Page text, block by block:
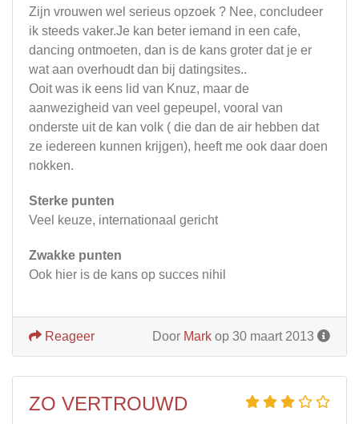
Zijn vrouwen wel serieus opzoek ? Nee, concludeer
ik steeds vaker.Je kan beter iemand in een cafe,
dancing ontmoeten, dan is de kans groter dat je er
wat aan overhoudt dan bij datingsites..
Ooit was ik eens lid van Knuz, maar de
aanwezigheid van veel gepeupel, vooral van
onderste uit de kan volk ( die dan de air hebben dat
ze iedereen kunnen krijgen), heeft me ook daar doen
nokken.
Sterke punten
Veel keuze, internationaal gericht
Zwakke punten
Ook hier is de kans op succes nihil
Door Mark op 30 maart 2013
Reageer
ZO VERTROUWD